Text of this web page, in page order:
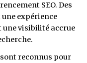
SEO. Des
expérience
visibilité accrue
reconnus pour